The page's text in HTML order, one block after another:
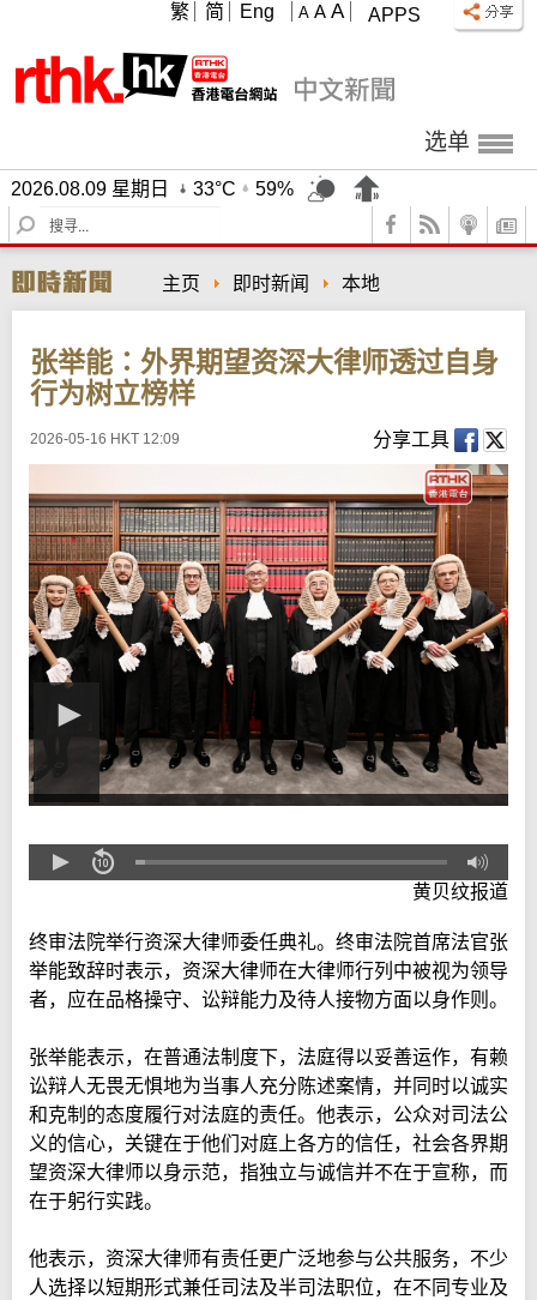
APPS
A A A
繁 简 Eng
选单
2026.08.09 星期日 33°C
59%
S
e
r
c
主页 即时新闻 本地
张举能∶外界期望资深大律师透过自身
行为树立榜样
2026-05-16 HKT 12:09 分享工具
黄贝纹报道
终审法院举行资深大律师委任典礼。终审法院首席法官张
举能致辞时表示，资深大律师在大律师行列中被视为领导
者，应在品格操守、讼辩能力及待人接物方面以身作则。
张举能表示，在普通法制度下，法庭得以妥善运作，有赖
讼辩人无畏无惧地为当事人充分陈述案情，并同时以诚实
和克制的态度履行对法庭的责任。他表示，公众对司法公
义的信心，关键在于他们对庭上各方的信任，社会各界期
望资深大律师以身示范，指独立与诚信并不在于宣称，而
在于躬行实践。
他表示，资深大律师有责任更广泛地参与公共服务，不少
人选择以短期形式兼任司法及半司法职位，在不同专业及